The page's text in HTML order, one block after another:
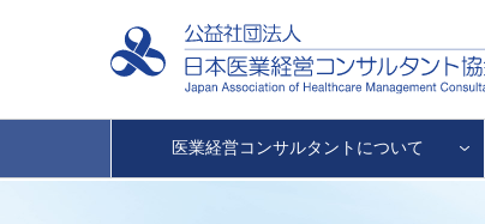
医業経営コンサルタントについて